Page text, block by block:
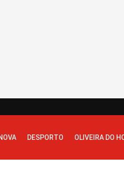
DESPORTO OLIVEIRA DO